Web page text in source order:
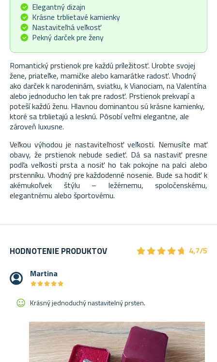
Elegantný dizajn
Krásne trblietavé kamienky
Nastaviteľná veľkosť
Pekný darček pre ženy
Romantický prstienok pre každú príležitosť. Urobte svojej
žene, priateľke, mamičke alebo kamarátke radosť. Vhodný
ako darček k narodeninám, sviatku, k Vianociam, na Valentína
alebo jednoducho len tak pre radosť. Prstienok prekvapí a
poteší každú ženu. Hlavnou dominantou sú krásne kamienky,
ktoré sa trblietajú a lesknú. Pôsobí veľmi elegantne, ale
zároveň luxusne.
Veľkou výhodou je nastaviteľnosť veľkosti. Nemusíte mať
obavy, že prstienok nebude sedieť. Dá sa nastaviť presne
podľa veľkosti prsta a nosiť ho tak pokojne na palci alebo
prstenníku. Vhodný pre každodenné nosenie. Bude sa hodiť k
akémukoľvek štýlu – ležérnemu, spoločenskému,
elegantnému alebo športovému.
HODNOTENIE PRODUKTOV ★★★★★
★★★★★ 4,7/5
Martina
★★★★★
★★★★★
Krásný jednoduchý nastavitelný prsten.